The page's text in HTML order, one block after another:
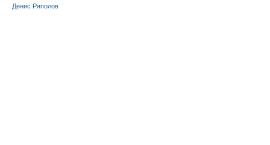
Денис Ряполов